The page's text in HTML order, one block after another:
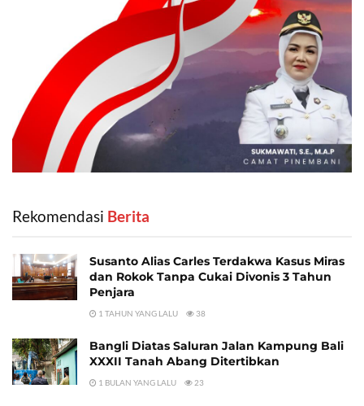
Rekomendasi ‎ Berita
Susanto Alias Carles Terdakwa Kasus Miras
dan Rokok Tanpa Cukai Divonis 3 Tahun
Penjara
1 TAHUN YANG LALU 38
Bangli Diatas Saluran Jalan Kampung Bali
XXXII Tanah Abang Ditertibkan
1 BULAN YANG LALU 23